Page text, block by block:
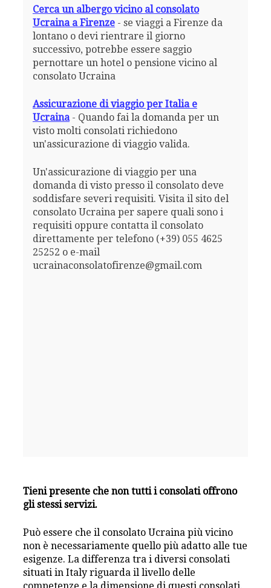
Cerca un albergo vicino al consolato
Ucraina a Firenze- se viaggi a Firenze da
lontano o devi rientrare il giorno
successivo, potrebbe essere saggio
pernottare un hotel o pensione vicino al
consolato Ucraina
Assicurazione di viaggio per Italia e
Ucraina- Quando fai la domanda per un
visto molti consolati richiedono
un'assicurazione di viaggio valida.
Un'assicurazione di viaggio per una
domanda di visto presso il consolato deve
soddisfare severi requisiti. Visita il sito del
consolato Ucraina per sapere quali sono i
requisiti oppure contatta il consolato
direttamente per telefono (+39) 055 4625
25252 o e-mail
ucrainaconsolatofirenze@gmail.com
Tieni presente che non tutti i consolati offrono
gli stessi servizi.
Può essere che il consolato Ucraina più vicino
non è necessariamente quello più adatto alle tue
esigenze. La differenza tra i diversi consolati
situati in Italy riguarda il livello delle
competenze e la dimensione di questi consolati.